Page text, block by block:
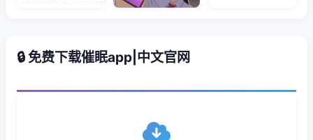
🔒 免费下载催眠app|中文官网